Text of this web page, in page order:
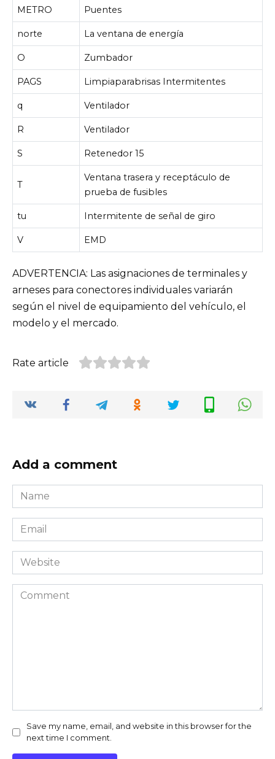
METRO Puentes
norte La ventana de energía
O Zumbador
PAGS Limpiaparabrisas Intermitentes
q Ventilador
R Ventilador
S Retenedor 15
T
Ventana trasera y receptáculo de
prueba de fusibles
tu Intermitente de señal de giro
V EMD
ADVERTENCIA: Las asignaciones de terminales y
arneses para conectores individuales variarán
según el nivel de equipamiento del vehículo, el
modelo y el mercado.
Rate article
Add a comment
Name
*
Email
*
Website
Comment
Save my name, email, and website in this browser for the
next time I comment.